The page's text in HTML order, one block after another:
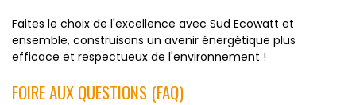
Faites le choix de l'excellence avec Sud Ecowatt et
ensemble, construisons un avenir énergétique plus
efficace et respectueux de l'environnement !
FOIRE AUX QUESTIONS (FAQ)